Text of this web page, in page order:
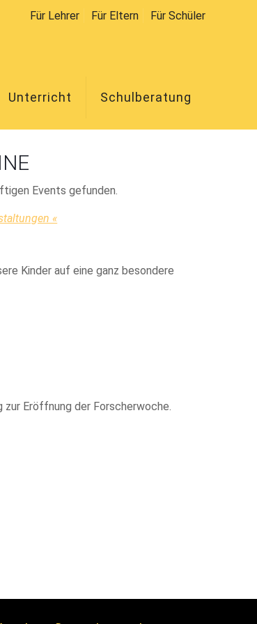
Für Lehrer Für Eltern Für Schüler
Unterricht Schulberatung
Events gefunden.
«
Kinder auf eine ganz besondere
Eröffnung der Forscherwoche.